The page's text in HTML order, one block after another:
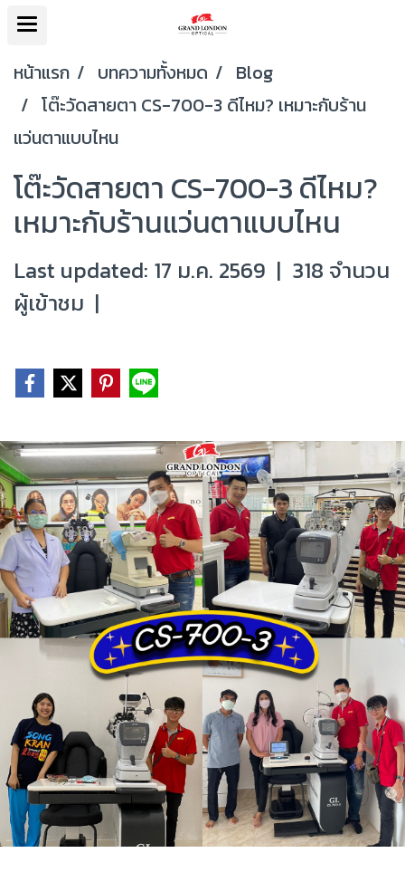
หน้าแรก บทความทั้งหมด
Blog
โต๊ะวัดสายตา CS-700-3 ดีไหม? เหมาะกับร้าน
แว่นตาแบบไหน
โต๊ะวัดสายตา CS-700-3 ดีไหม?
เหมาะกับร้านแว่นตาแบบไหน
Last updated: 17 ม.ค. 2569 | 318 จำนวน
ผู้เข้าชม |